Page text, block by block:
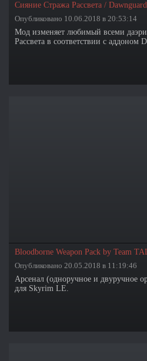
Сияние Стража Рассвета /
Опубликовано 10.06.2018 в 20:53:14
Мод изменяет любимый всеми
Рассвета в соответствии с аддоном
Bloodborne Weapon Pack by Team
Опубликовано 20.05.2018 в 11:19:46
Арсенал (одноручное и двуручное
для Skyrim LE.